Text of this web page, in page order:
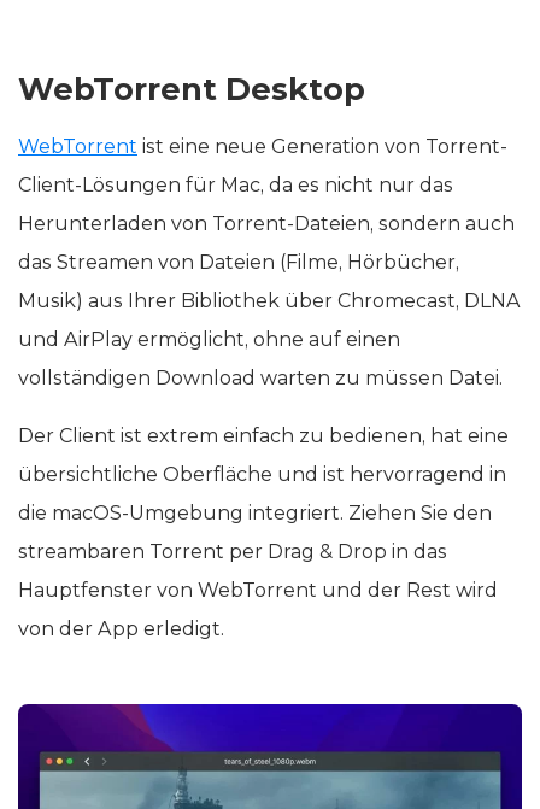
WebTorrent Desktop
WebTorrent ist eine neue Generation von Torrent-
Client-Lösungen für Mac, da es nicht nur das
Herunterladen von Torrent-Dateien, sondern auch
das Streamen von Dateien (Filme, Hörbücher,
Musik) aus Ihrer Bibliothek über Chromecast, DLNA
und AirPlay ermöglicht, ohne auf einen
vollständigen Download warten zu müssen Datei.
Der Client ist extrem einfach zu bedienen, hat eine
übersichtliche Oberfläche und ist hervorragend in
die macOS-Umgebung integriert. Ziehen Sie den
streambaren Torrent per Drag & Drop in das
Hauptfenster von WebTorrent und der Rest wird
von der App erledigt.